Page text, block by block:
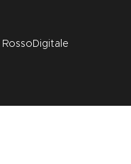
RossoDigitale